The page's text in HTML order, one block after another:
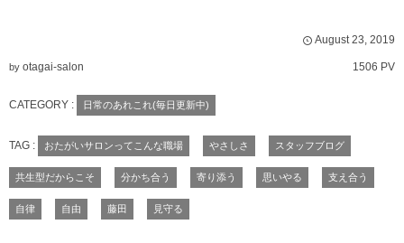
August 23, 2019
by otagai-salon 1506 PV
CATEGORY : 日常のあれこれ(毎日更新中)
TAG : おたがいサロンってこんな職場 やさしさ スタッフブログ
共生型だからこそ 分かち合う 寄り添う 思いやる 支え合う
自律 自由 藤田 見守る